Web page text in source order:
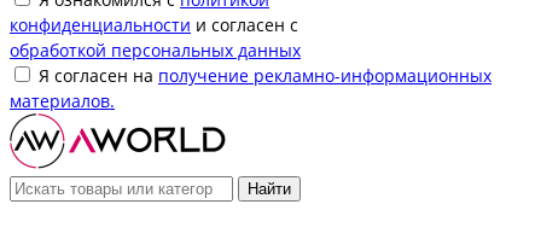
конфиденциальности и согласен с
обработкой персональных данных
Я согласен на получение рекламно-информационных
материалов.
Найти